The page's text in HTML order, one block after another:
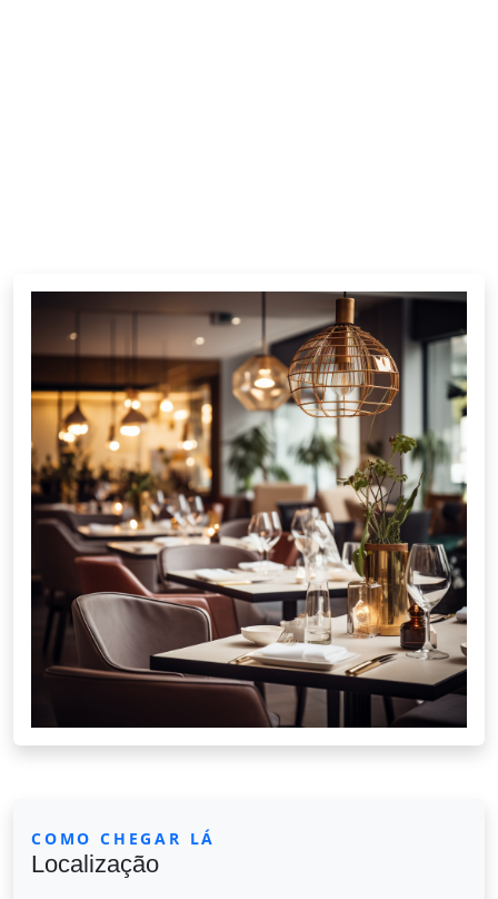
COMO CHEGAR LÁ
Localização